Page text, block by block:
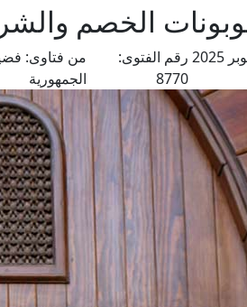
الخصم
14 أكتوبر 2025 رقم الفتوى:
8770
من فتاوى:
الجمهورية